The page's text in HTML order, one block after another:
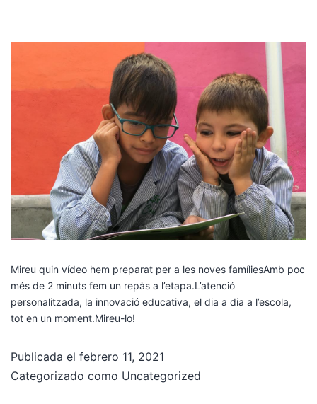
Mireu quin vídeo hem preparat per a les noves famíliesAmb poc
més de 2 minuts fem un repàs a l’etapa.L’atenció
personalitzada, la innovació educativa, el dia a dia a l’escola,
tot en un moment.Mireu-lo!
Publicada el febrero 11, 2021
Categorizado como Uncategorized